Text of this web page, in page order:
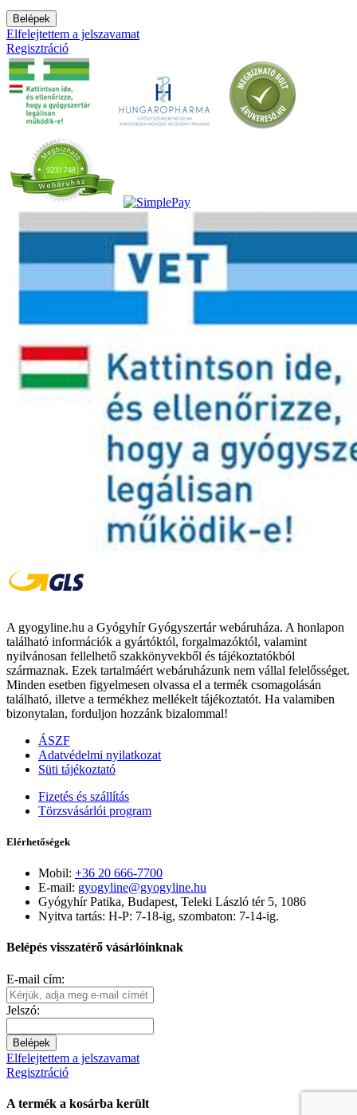
Belépek
Elfelejtettem a jelszavamat
Regisztráció
A gyogyline.hu a Gyógyhír Gyógyszertár webáruháza. A honlapon
található információk a gyártóktól, forgalmazóktól, valamint
nyilvánosan fellelhető szakkönyvekből és tájékoztatókból
származnak. Ezek tartalmáért webáruházunk nem vállal felelősséget.
Minden esetben figyelmesen olvassa el a termék csomagolásán
található, illetve a termékhez mellékelt tájékoztatót. Ha valamiben
bizonytalan, forduljon hozzánk bizalommal!
ÁSZF
Adatvédelmi nyilatkozat
Süti tájékoztató
Fizetés és szállítás
Törzsvásárlói program
Elérhetőségek
Mobil: +36 20 666-7700
E-mail: gyogyline@gyogyline.hu
Gyógyhír Patika, Budapest, Teleki László tér 5, 1086
Nyitva tartás: H-P: 7-18-ig, szombaton: 7-14-ig.
Belépés visszatérő vásárlóinknak
E-mail cím:
Jelszó:
Belépek
Elfelejtettem a jelszavamat
Regisztráció
A termék a kosárba került